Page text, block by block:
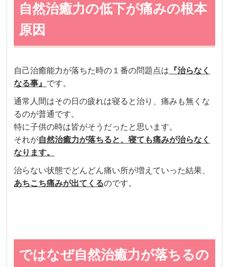
自然治癒力の低下が痛みの根本
原因
自己治癒能力が落ちた時の１番の問題点は 『治らなく
なる事』 です。
通常人間はその日の疲れは寝ると治り、痛みも無くな
るのが普通です。
特に子供の時は皆がそうだったと思います。
それが自然治癒力が落ちると、寝ても痛みが治らなく
なります。
治らない状態でどんどん痛い所が増えていった結果、
あちこち痛みが出てくるのです。
ではなぜ自然治癒力が落ちるの